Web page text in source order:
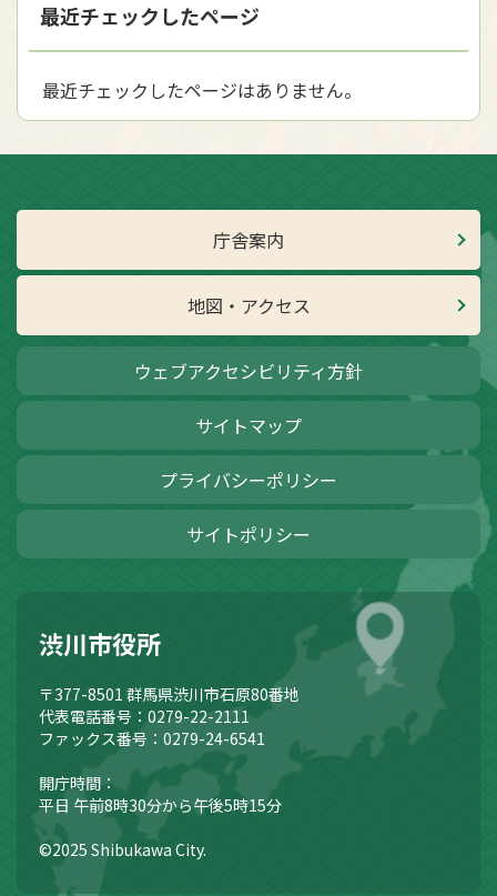
最近チェックしたページ
最近チェックしたページはありません。
庁舎案内
地図・アクセス
ウェブアクセシビリティ方針
サイトマップ
プライバシーポリシー
サイトポリシー
渋川市役所
〒377-8501 群馬県渋川市石原80番地
代表電話番号：0279-22-2111
ファックス番号：0279-24-6541
開庁時間：
平日 午前8時30分から午後5時15分
©2025 Shibukawa City.